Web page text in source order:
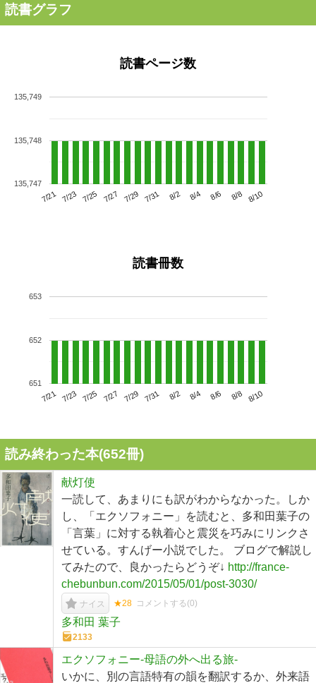
読書グラフ
読書ページ数
7/21 7/23 7/25 7/27 7/29 7/31 8/2 8/4 8/6 8/8 8/10
135,747
135,748
135,749
読書冊数
7/21 7/23 7/25 7/27 7/29 7/31 8/2 8/4 8/6 8/8 8/10
651
652
653
読み終わった本(652冊)
献灯使
一読して、あまりにも訳がわからなかった。しか
し、「エクソフォニー」を読むと、多和田葉子の
「言葉」に対する執着心と震災を巧みにリンクさ
せている。すんげー小説でした。 ブログで解説し
てみたので、良かったらどうぞ↓ http://france-
chebunbun.com/2015/05/01/post-3030/
ナイス ★28 コメントする(0)
多和田 葉子
2133
エクソフォニー-母語の外へ出る旅-
いかに、別の言語特有の韻を翻訳するか、外来語